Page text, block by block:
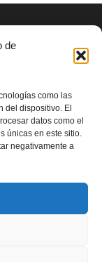
de
como las
del dispositivo. El
datos como el
únicas en este sitio.
negativamente a